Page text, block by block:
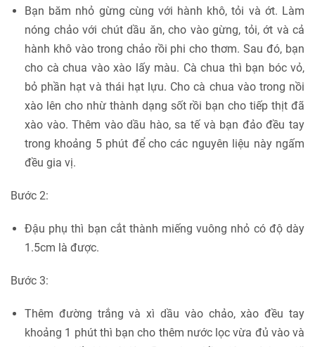
Bạn băm nhỏ gừng cùng với hành khô, tỏi và ớt. Làm
nóng chảo với chút dầu ăn, cho vào gừng, tỏi, ớt và cả
hành khô vào trong chảo rồi phi cho thơm. Sau đó, bạn
cho cà chua vào xào lấy màu. Cà chua thì bạn bóc vỏ,
bỏ phần hạt và thái hạt lựu. Cho cà chua vào trong nồi
xào lên cho nhừ thành dạng sốt rồi bạn cho tiếp thịt đã
xào vào. Thêm vào dầu hào, sa tế và bạn đảo đều tay
trong khoảng 5 phút để cho các nguyên liệu này ngấm
đều gia vị.
Bước 2:
Đậu phụ thì bạn cắt thành miếng vuông nhỏ có độ dày
1.5cm là được.
Bước 3:
Thêm đường trắng và xì dầu vào chảo, xào đều tay
khoảng 1 phút thì bạn cho thêm nước lọc vừa đủ vào và